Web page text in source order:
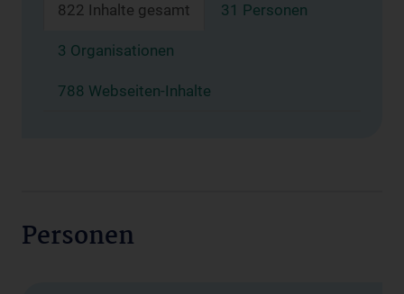
822 Inhalte gesamt 31 Personen
3 Organisationen
788 Webseiten-Inhalte
Personen